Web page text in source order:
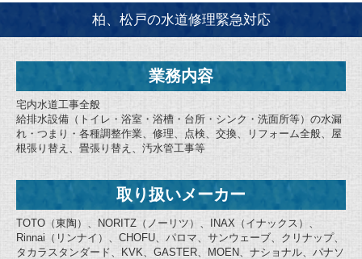
柏、松戸の水道修理緊急対応
業務内容
宅内水道工事全般
給排水設備（トイレ・浴室・浴槽・台所・シンク・洗面所等）の水漏
れ・つまり・各種調整作業、修理、点検、交換、リフォーム全般、屋
根張り替え、畳張り替え、汚水管工事等
取り扱いメーカー
TOTO（東陶）、NORITZ（ノーリツ）、INAX（イナックス）、
Rinnai（リンナイ）、CHOFU、パロマ、サンウェーブ、クリナップ、
タカラスタンダード、KVK、GASTER、MOEN、ナショナル、パナソ